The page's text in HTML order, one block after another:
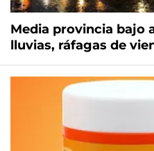
Media provincia bajo
lluvias, ráfagas de